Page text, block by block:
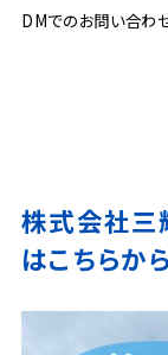
DMでのお問い合わ
株式会社三
はこちらから